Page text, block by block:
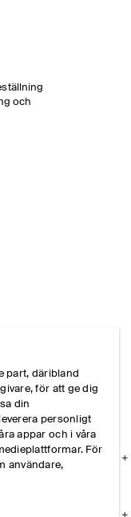
och
part, däribland
för att ge dig
din
personligt
appar och i våra
För
användare,